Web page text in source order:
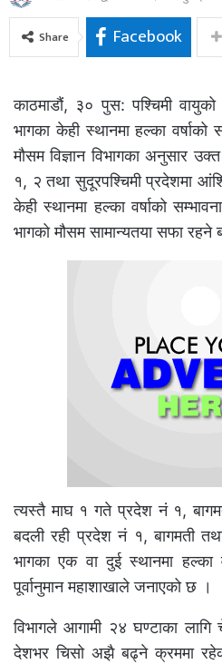
Share Facebook
काठमाडौं, ३० पुस: पश्चिमी
भागका केही स्थानमा हल्का
मौसम विज्ञान विभागका अनुसार
१, २ तथा सुदूरपश्चिमी प्रदेशमा
केही स्थानमा हल्का वर्षाको
भागको मौसम सामान्यतया सफा रहने
त्यस्तै माघ १ गते प्रदेश नं १,
बदली रही प्रदेश नं १, बागमती
भागका एक वा दुई स्थानमा हल्का
पूर्वानुमान महाशाखाले जनाएको छ ।
विभागले आगामी २४ घण्टाका लागि
देशभर चिसो अझै बढ्ने क्रममा